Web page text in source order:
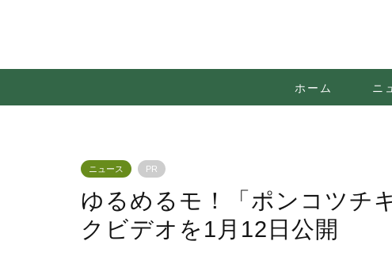
ホーム ニ
ニュース PR
ゆるめるモ！「ポンコツチ
クビデオを1月12日公開